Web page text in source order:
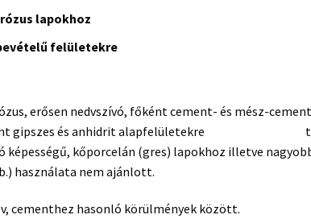
lapokhoz
felületekre
erősen nedvszívó, főként cement- és mész-
gipszes és anhidrit alapfelületekre
képességű, kőporcelán (gres) lapokhoz illetve
használata nem ajánlott.
cementhez hasonló körülmények között.